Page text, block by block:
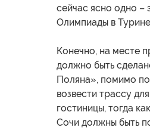
сейчас ясно одно –
Олимпиады в
Конечно, на месте
должно быть
Поляна», помимо
возвести трассу
гостиницы, тогда
Сочи должны быть